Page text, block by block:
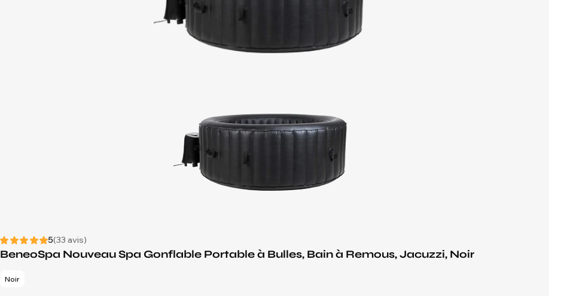
5(33 avis)
BeneoSpa Nouveau Spa Gonflable Portable à Bulles, Bain à Remous, Jacuzzi, Noir
Noir